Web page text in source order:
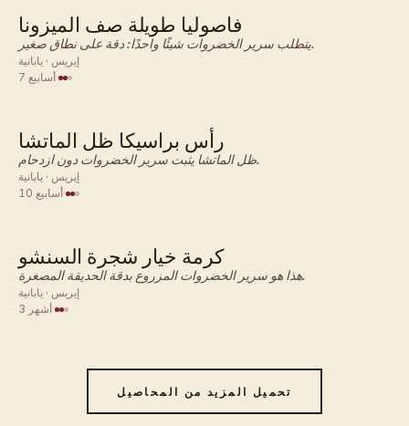
يابانية · خضروات
فاصوليا طويلة صف الميزونا
يتطلب سرير الخضروات شيئًا واحدًا: دقة على نطاق صغير.
إيريس · يابانية
7 أسابيع·
يابانية · خضروات
رأس براسيكا ظل الماتشا
ظل الماتشا يثبت سرير الخضروات دون ازدحام.
إيريس · يابانية
10 أسابيع·
يابانية · خضروات
كرمة خيار شجرة السنشو
هذا هو سرير الخضروات المزروع بدقة الحديقة المصغرة.
إيريس · يابانية
3 أشهر·
تحميل المزيد من المحاصيل